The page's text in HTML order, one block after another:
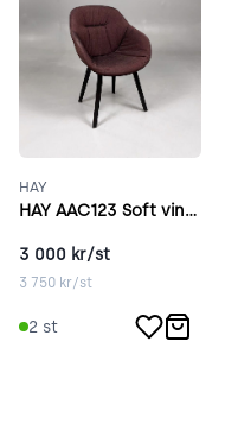
HAY
HAY AAC123 Soft vinröd
3 000 kr/st
3 750 kr/st
2 st